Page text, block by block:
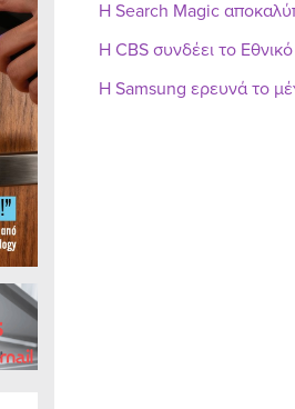
Η Search Magic
Η CBS συνδέει το
Η Samsung ερευνά το